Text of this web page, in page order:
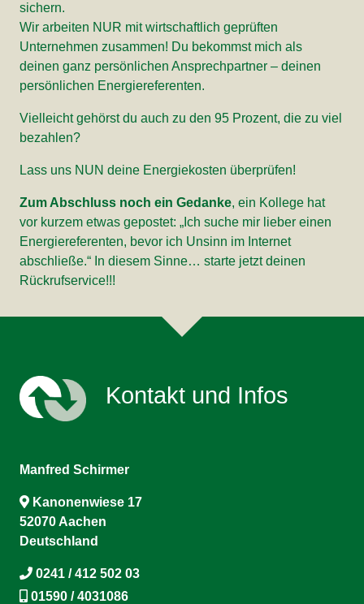
sichern.
Wir arbeiten NUR mit wirtschaftlich geprüften
Unternehmen zusammen! Du bekommst mich als
deinen ganz persönlichen Ansprechpartner – deinen
persönlichen Energiereferenten.
Vielleicht gehörst du auch zu den 95 Prozent, die zu viel
bezahlen?
Lass uns NUN deine Energiekosten überprüfen!
Zum Abschluss noch ein Gedanke, ein Kollege hat
vor kurzem etwas gepostet: „Ich suche mir lieber einen
Energiereferenten, bevor ich Unsinn im Internet
abschließe.“ In diesem Sinne… starte jetzt deinen
Rückrufservice!!!
Kontakt und Infos
Manfred Schirmer
Kanonenwiese 17
52070 Aachen
Deutschland
0241 / 412 502 03
01590 / 4031086